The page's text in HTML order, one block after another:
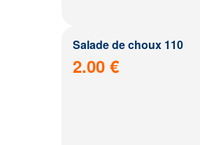
Salade de choux 110
2.00 €